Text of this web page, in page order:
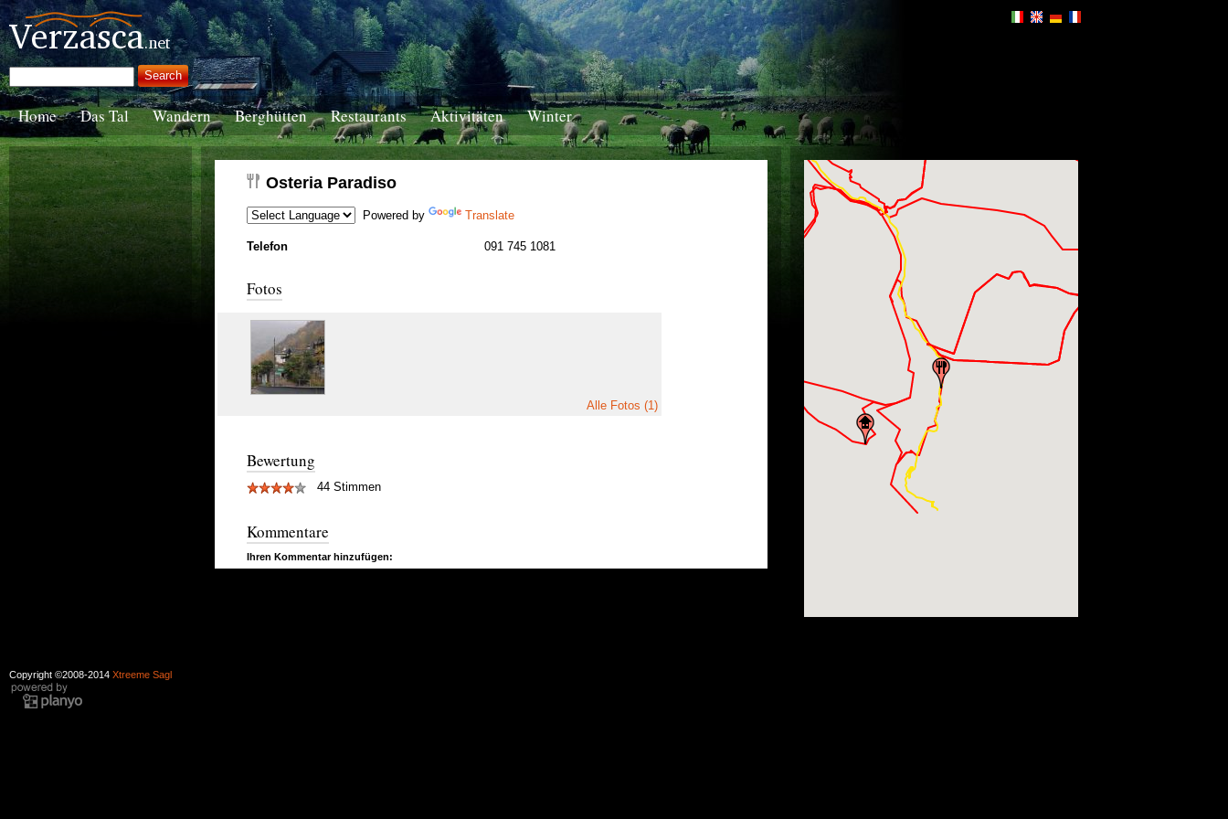
Home Das Tal Wandern Berghütten Restaurants Aktivitäten Winter
Osteria Paradiso
Powered by Translate
Telefon 091 745 1081
Fotos
Alle Fotos (1)
Bewertung
44 Stimmen
Kommentare
Ihren Kommentar hinzufügen:
Copyright ©2008-2014 Xtreeme Sagl